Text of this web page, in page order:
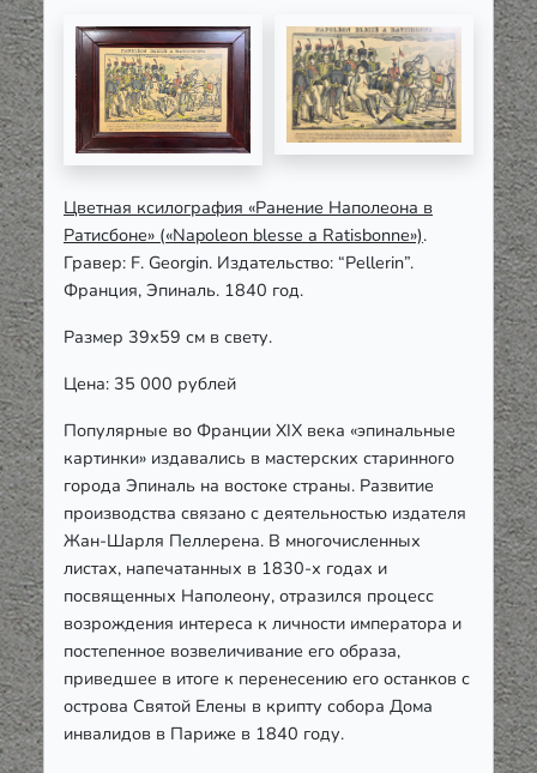
Цветная ксилография «Ранение Наполеона в
Ратисбоне» («Napoleon blesse a Ratisbonne»).
Гравер: F. Georgin. Издательство: “Pellerin”.
Франция, Эпиналь. 1840 год.
Размер 39х59 см в свету.
Цена: 35 000 рублей
Популярные во Франции XIX века «эпинальные
картинки» издавались в мастерских старинного
города Эпиналь на востоке страны. Развитие
производства связано с деятельностью издателя
Жан-Шарля Пеллерена. В многочисленных
листах, напечатанных в 1830-х годах и
посвященных Наполеону, отразился процесс
возрождения интереса к личности императора и
постепенное возвеличивание его образа,
приведшее в итоге к перенесению его останков с
острова Святой Елены в крипту собора Дома
инвалидов в Париже в 1840 году.